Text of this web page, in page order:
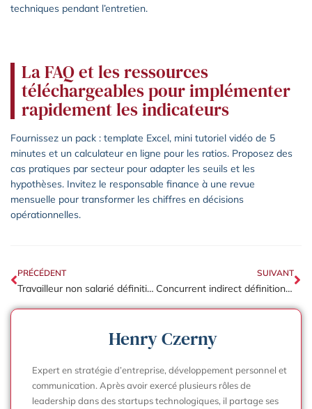
techniques pendant l’entretien.
La FAQ et les ressources
téléchargeables pour implémenter
rapidement les indicateurs
Fournissez un pack : template Excel, mini tutoriel vidéo de 5
minutes et un calculateur en ligne pour les ratios. Proposez des
cas pratiques par secteur pour adapter les seuils et les
hypothèses. Invitez le responsable finance à une revue
mensuelle pour transformer les chiffres en décisions
opérationnelles.
PRÉCÉDENT
Travailleur non salarié définition : les différences majeures avec le statut salarié
SUIVANT
Concurrent indirect définition : les exemples concrets pour votre étude de marché
Henry Czerny
Expert en stratégie d’entreprise, développement personnel et
communication. Après avoir exercé plusieurs rôles de
leadership dans des startups technologiques, il partage ses